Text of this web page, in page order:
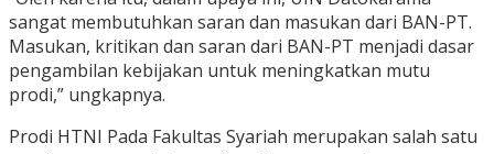
sangat membutuhkan saran dan masukan dari BAN-PT.
Masukan, kritikan dan saran dari BAN-PT menjadi dasar
pengambilan kebijakan untuk meningkatkan mutu
prodi,” ungkapnya.
Prodi HTNI Pada Fakultas Syariah merupakan salah satu